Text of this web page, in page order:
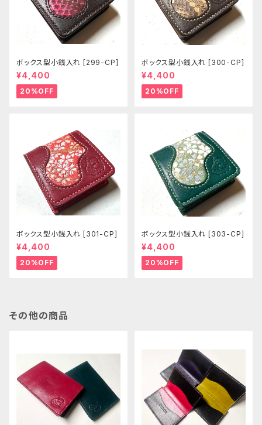
ボックス型小銭入れ [299-CP]
¥4,400
20%OFF
ボックス型小銭入れ [300-CP]
¥4,400
20%OFF
ボックス型小銭入れ [301-CP]
¥4,400
20%OFF
ボックス型小銭入れ [303-CP]
¥4,400
20%OFF
その他の商品